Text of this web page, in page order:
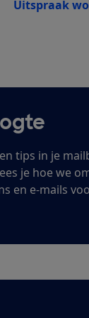
Uitspraak
tips in je
je hoe we
en e-mails